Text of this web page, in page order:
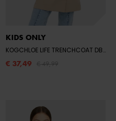
- ROSEATE SPOONBILL/BEACH
KIDS ONLY
KOGCHLOE LIFE TRENCHCOAT DB OTW NOO
€ 37,49